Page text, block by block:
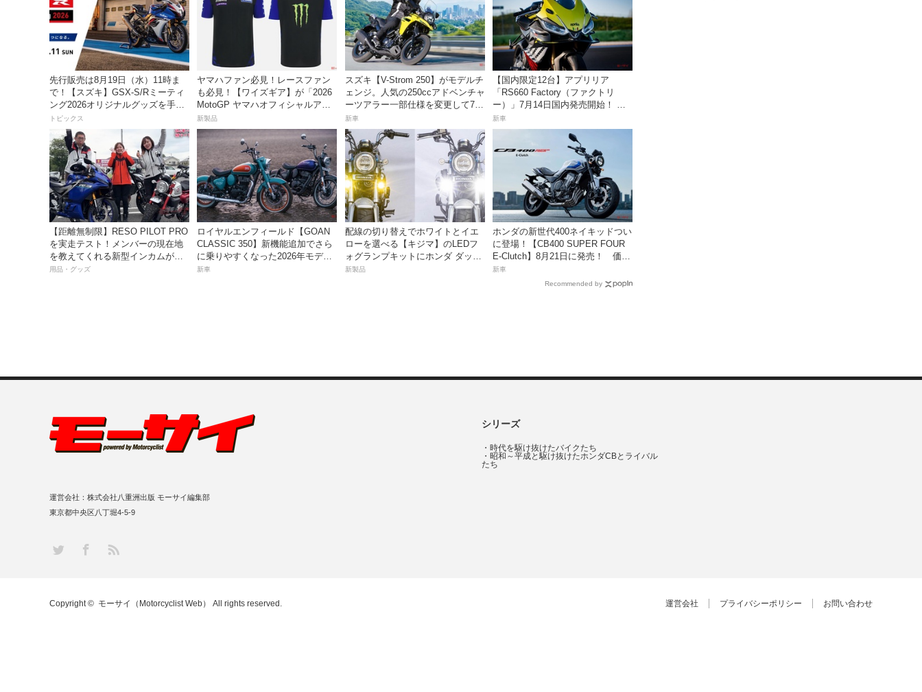
先行販売は8月19日（水）11時ま
で！【スズキ】GSX-S/Rミーティ
ング2026オリジナルグッズを手に
入れよう！
トピックス
ヤマハファン必見！レースファン
も必見！【ワイズギア】が「2026
MotoGP ヤマハオフィシャルアパ
レル」を数量限定でリリース
新製品
スズキ【V-Strom 250】がモデルチ
ェンジ。人気の250ccアドベンチャ
ーツアラー一部仕様を変更して7月
23日発売。価格68万5300円
新車
【国内限定12台】アプリリア
「RS660 Factory（ファクトリ
ー）」7月14日国内発売開始！ オ
ーリンズ＆ウィングレット搭載の
上級仕様は価格198万円！
新車
【距離無制限】RESO PILOT PRO
を実走テスト！メンバーの現在地
を教えてくれる新型インカムがめ
っちゃ便利な３つの理由【動画付
用品・グッズ
ロイヤルエンフィールド【GOAN
CLASSIC 350】新機能追加でさら
に乗りやすくなった2026年モデル
は、価格80万800円〜で7月31日発
新車
配線の切り替えでホワイトとイエ
ローを選べる【キジマ】のLEDフ
ォグランプキットにホンダ ダック
ス／グロム用が登場
新製品
ホンダの新世代400ネイキッドつい
に登場！【CB400 SUPER FOUR
E-Clutch】8月21日に発売！ 価格
99万8800円
新車
Recommended by
シリーズ
・ 時代を駆け抜けたバイクたち
・ 昭和～平成と駆け抜けたホンダCBとライバル
たち
運営会社：株式会社八重洲出版 モーサイ編集部
東京都中央区八丁堀4-5-9
Twitter Facebook
RSS
運営会社 プライバシーポリシー お問い合わせ
Copyright © モーサイ（Motorcyclist Web） All rights reserved.